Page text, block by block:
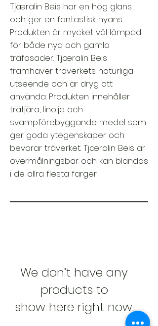
Tjæralin Beis har en hög glans
och ger en fantastisk nyans.
Produkten är mycket väl lämpad
för både nya och gamla
träfasader. Tjæralin Beis
framhäver träverkets naturliga
utseende och är dryg att
använda. Produkten innehåller
trätjära, linolja och
svampförebyggande medel som
ger goda ytegenskaper och
bevarar träverket. Tjæralin Beis är
övermålningsbar och kan blandas
i de allra flesta färger.
We don’t have any
products to
show here right now.